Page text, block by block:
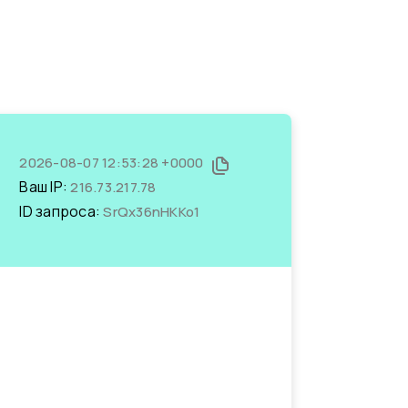
2026-08-07 12:53:28 +0000
Ваш IP:216.73.217.78
ID запроса:SrQx36nHKKo1